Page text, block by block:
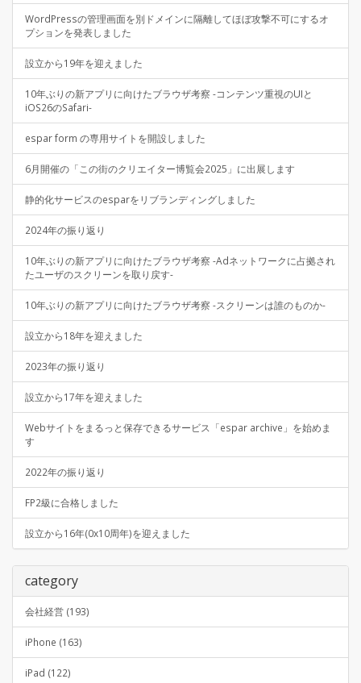
WordPressの管理画面を別ドメインに隔離してほぼ攻撃不可にするオ
プションを発表しました
設立から19年を迎えました
10年ぶりの新アプリに向けたブラウザ考察 -コンテンツ重視のUIと
iOS26のSafari-
espar form の専用サイトを開設しました
6月開催の「この街のクリエイター博覧会2025」に出展します
静的化サービスのesparをリブランディングしました
2024年の振り返り
10年ぶりの新アプリに向けたブラウザ考察 -Adネットワークに占拠され
たユーザのスクリーンを取り戻す-
10年ぶりの新アプリに向けたブラウザ考察 -スクリーンは誰のものか-
設立から18年を迎えました
2023年の振り返り
設立から17年を迎えました
Webサイトをまるっと保存できるサービス「espar archive」を始めま
す
2022年の振り返り
FP2級に合格しました
設立から16年(0x10周年)を迎えました
category
会社経営 (193)
iPhone (163)
iPad (122)